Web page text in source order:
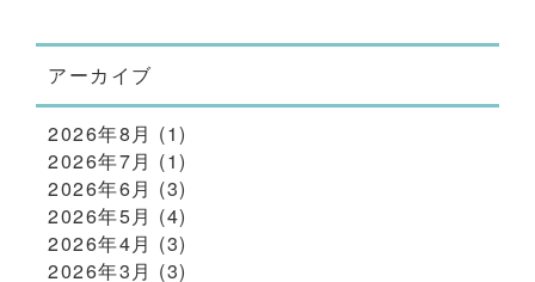
アーカイブ
2026年8月 (1)
2026年7月 (1)
2026年6月 (3)
2026年5月 (4)
2026年4月 (3)
2026年3月 (3)